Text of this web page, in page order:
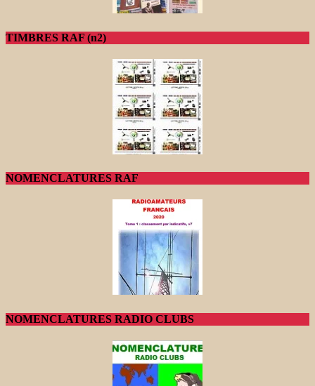
TIMBRES RAF (n2)
NOMENCLATURES RAF
NOMENCLATURES RADIO CLUBS